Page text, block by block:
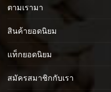
ตามเรามา
สินค้ายอดนิยม
แท็กยอดนิยม
สมัครสมาชิกกับเรา